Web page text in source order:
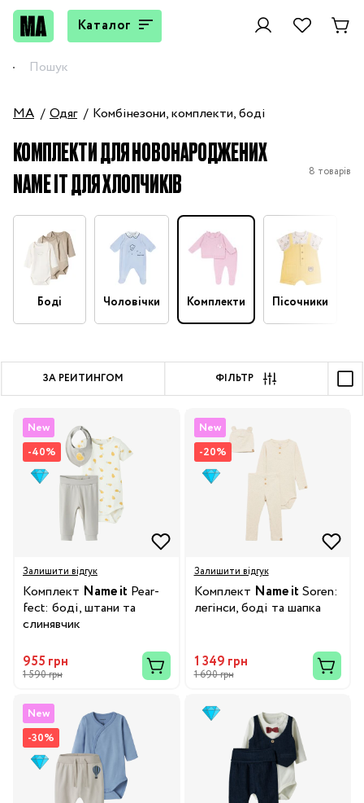
Каталог
MA Одяг Комбінезони, комплекти, боді
КОМПЛЕКТИ ДЛЯ НОВОНАРОДЖЕНИХ
NAME IT ДЛЯ ХЛОПЧИКІВ
8 товарів
Боді Чоловічки Комплекти Пісочники
ЗА РЕЙТИНГОМ ФІЛЬТР
New
-40%
Залишити відгук
Комплект Name it Pear-
fect: боді, штани та
слинявчик
955 грн
1 590 грн
New
-20%
Залишити відгук
Комплект Name it Soren:
легінси, боді та шапка
1 349 грн
1 690 грн
New
-30%